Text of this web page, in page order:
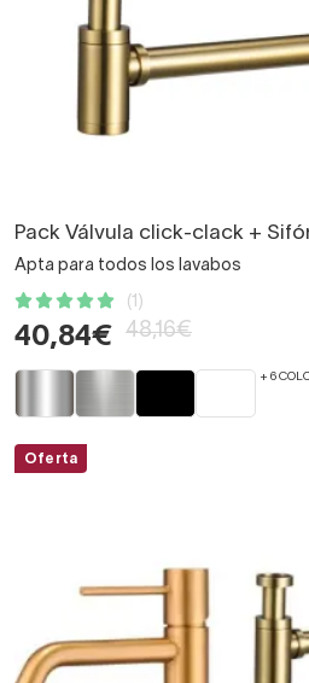
Pack Válvula click-clack +
Apta para todos los lavabos
(1)
40,84€ 48,16€
+ 6
Oferta